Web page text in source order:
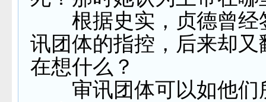
根据史实，贞德曾经
讯团体的指控，后来却又
在想什么？
审讯团体可以如他们